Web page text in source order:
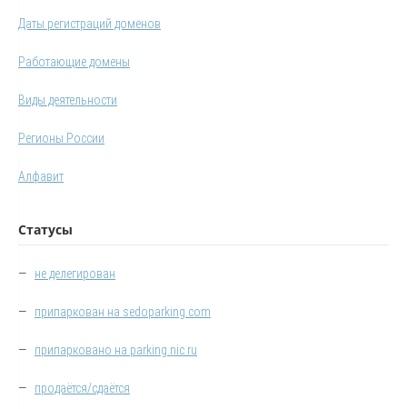
Даты регистраций доменов
Работающие домены
Виды деятельности
Регионы России
Алфавит
Статусы
— не делегирован
— припаркован на sedoparking.com
— припарковано на parking.nic.ru
— продаётся/сдаётся